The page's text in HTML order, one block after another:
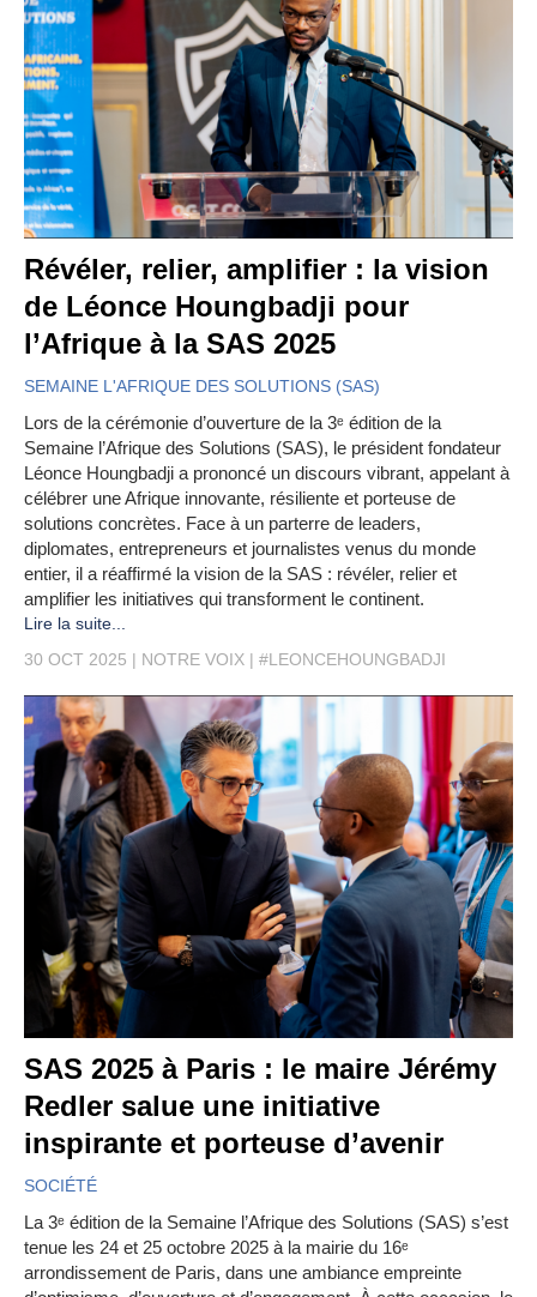
Révéler, relier, amplifier : la vision
de Léonce Houngbadji pour
l’Afrique à la SAS 2025
SEMAINE L'AFRIQUE DES SOLUTIONS (SAS)
Lors de la cérémonie d’ouverture de la 3ᵉ édition de la
Semaine l’Afrique des Solutions (SAS), le président fondateur
Léonce Houngbadji a prononcé un discours vibrant, appelant à
célébrer une Afrique innovante, résiliente et porteuse de
solutions concrètes. Face à un parterre de leaders,
diplomates, entrepreneurs et journalistes venus du monde
entier, il a réaffirmé la vision de la SAS : révéler, relier et
amplifier les initiatives qui transforment le continent.
Lire la suite...
30 OCT 2025
NOTRE VOIX #LEONCEHOUNGBADJI
SAS 2025 à Paris : le maire Jérémy
Redler salue une initiative
inspirante et porteuse d’avenir
SOCIÉTÉ
La 3ᵉ édition de la Semaine l’Afrique des Solutions (SAS) s’est
tenue les 24 et 25 octobre 2025 à la mairie du 16ᵉ
arrondissement de Paris, dans une ambiance empreinte